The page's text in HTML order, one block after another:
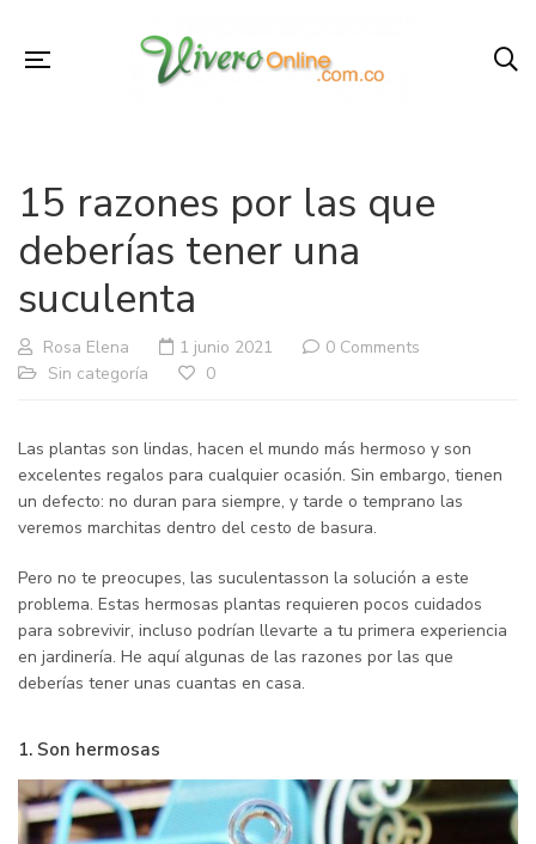
15 razones por las que
deberías tener una
suculenta
Rosa Elena 1 junio 2021
0 Comments
Sin categoría
0
Las plantas son lindas, hacen el mundo más hermoso y son
excelentes regalos para cualquier ocasión. Sin embargo, tienen
un defecto: no duran para siempre, y tarde o temprano las
veremos marchitas dentro del cesto de basura.
Pero no te preocupes, las suculentasson la solución a este
problema. Estas hermosas plantas requieren pocos cuidados
para sobrevivir, incluso podrían llevarte a tu primera experiencia
en jardinería. He aquí algunas de las razones por las que
deberías tener unas cuantas en casa.
1. Son hermosas